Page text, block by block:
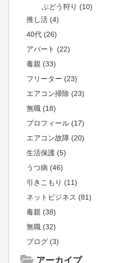
ぶどう狩り (10)
推し活 (4)
40代 (26)
アパート (22)
毒親 (33)
フリーター (23)
エアコン掃除 (23)
無職 (18)
プロフィール (17)
エアコン故障 (20)
生活保護 (5)
うつ病 (46)
引きこもり (11)
ネットビジネス (81)
毒親 (38)
無職 (32)
ブログ (3)
アーカイブ